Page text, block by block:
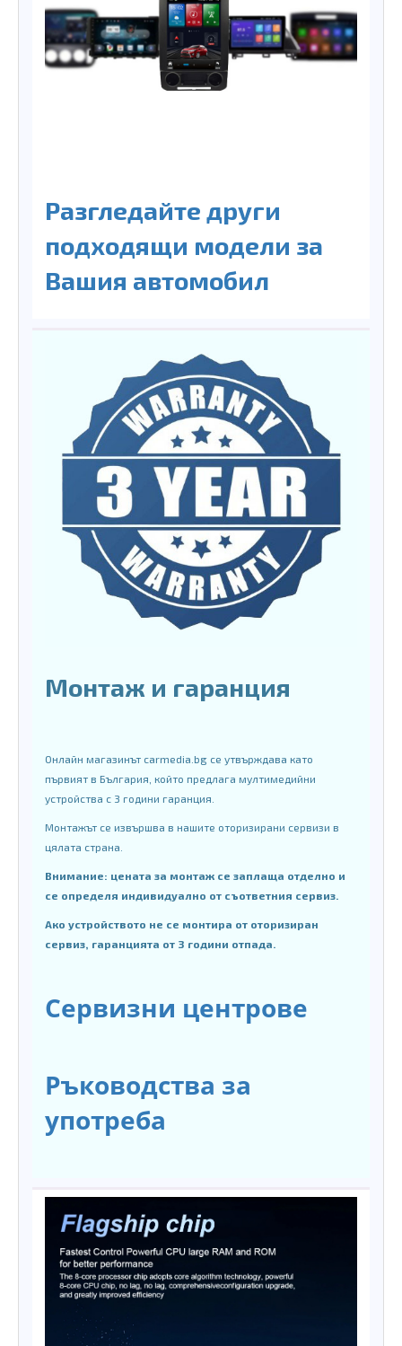
Разгледайте други
подходящи модели за
Вашия автомобил
Монтаж и гаранция
Онлайн магазинът carmedia.bg се утвърждава като
първият в България, който предлага мултимедийни
устройства с 3 години гаранция.
Монтажът се извършва в нашите оторизирани сервизи в
цялата страна.
Внимание: цената за монтаж се заплаща отделно и
се определя индивидуално от съответния сервиз.
Ако устройството не се монтира от оторизиран
сервиз, гаранцията от 3 години отпада.
Сервизни центрове
Ръководства за
употреба